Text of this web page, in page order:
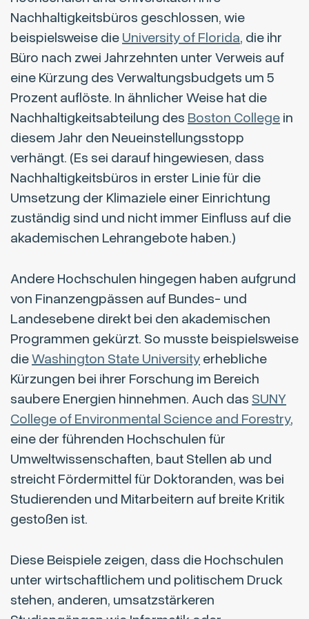
Nachhaltigkeitsbüros geschlossen, wie
beispielsweise dieUniversity of Florida, die ihr
Büro nach zwei Jahrzehnten unter Verweis auf
eine Kürzung des Verwaltungsbudgets um 5
Prozent auflöste. In ähnlicher Weise hat die
Nachhaltigkeitsabteilung des Boston Collegein
diesem Jahr den Neueinstellungsstopp
verhängt. (Es sei darauf hingewiesen, dass
Nachhaltigkeitsbüros in erster Linie für die
Umsetzung der Klimaziele einer Einrichtung
zuständig sind und nicht immer Einfluss auf die
akademischen Lehrangebote haben.)
Andere Hochschulen hingegen haben aufgrund
von Finanzengpässen auf Bundes- und
Landesebene direkt bei den akademischen
Programmen gekürzt. So musste beispielsweise
dieWashington State Universityerhebliche
Kürzungen bei ihrer Forschung im Bereich
saubere Energien hinnehmen. Auch das SUNY
College of Environmental Science and Forestry,
eine der führenden Hochschulen für
Umweltwissenschaften, baut Stellen ab und
streicht Fördermittel für Doktoranden, was bei
Studierenden und Mitarbeitern auf breite Kritik
gestoßen ist.
Diese Beispiele zeigen, dass die Hochschulen
unter wirtschaftlichem und politischem Druck
stehen, anderen, umsatzstärkeren